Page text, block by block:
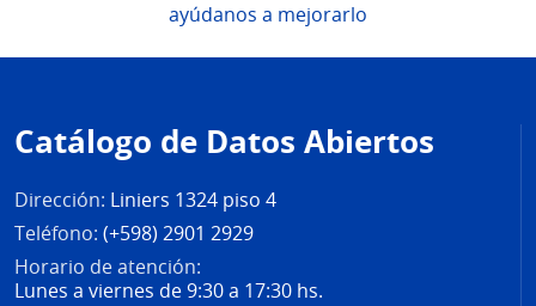
ayúdanos a mejorarlo
de
página
Catálogo de Datos Abiertos
Dirección: Liniers 1324 piso 4
Teléfono: (+598) 2901 2929
Horario de atención:
Lunes a viernes de 9:30 a 17:30 hs.